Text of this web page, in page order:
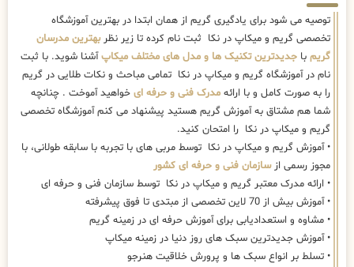
توصیه می شود برای یادگیری گریم از همان ابتدا در بهترین آموزشگاه
تخصصی گریم و میکاپ در نکا ثبت نام کرده تا زیر نظربهترین مدرسان
گریم با جدیدترین تکنیک ها و مدل های مختلف میکاپآشنا شوید. با ثبت
نام در آموزشگاه گریم و میکاپ در نکا تمامی مباحث و نکات طلایی در گریم
را به صورت کامل و با ارائه مدرک فنی و حرفه ای خواهید آموخت . چنانچه
شما هم مشتاق به آموزش گریم هستید پیشنهاد می کنم آموزشگاه تخصصی
گریم و میکاپ در نکا را امتحان کنید.
• آموزش گریم و میکاپ در نکا توسط مربی های با تجربه با سابقه طولانی، با
مجوز رسمی ازسازمان فنی و حرفه ای کشور
• ارائه مدرک معتبر گریم و میکاپ در نکا توسط سازمان فنی و حرفه ای
• آموزش بیش از 70 لاین تخصصی از مبتدی تا فوق پیشرفته
• مشاوه و استعدادیابی برای آموزش حرفه ای در زمینه گریم
• آموزش جدیدترین سبک های روز دنیا در زمینه میکاپ
• تسلط بر انواع سبک ها و پرورش خلاقیت هنرجو